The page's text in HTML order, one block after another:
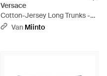
Versace
Cotton-Jersey Long Trunks -
Wit Van Miinto